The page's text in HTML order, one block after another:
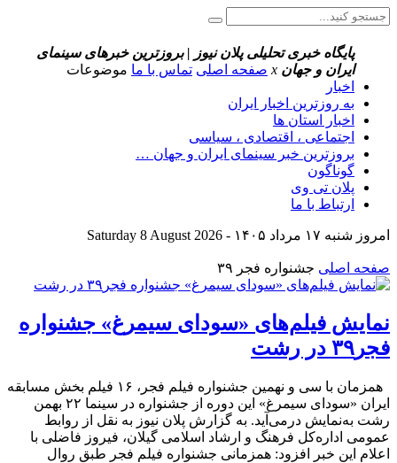
پایگاه خبری تحلیلی پلان نیوز | بروزترین خبرهای سینمای
ایران و جهان x صفحه اصلی تماس با ما موضوعات
اخبار
به روزترین اخبار ایران
اخبار استان ها
اجتماعی ، اقتصادی ، سیاسی
بروزترین خبر سینمای ایران و جهان …
گوناگون
پلان تی وی
ارتباط با ما
امروز شنبه ۱۷ مرداد ۱۴۰۵ - Saturday 8 August 2026
صفحه اصلی جشنواره فجر ۳۹
نمایش فیلم‌های «سودای سیمرغ» جشنواره
فجر۳۹ در رشت
همزمان با سی و نهمین جشنواره فیلم فجر، ۱۶ فیلم بخش مسابقه
ایران «سودای سیمرغ» این دوره از جشنواره در سینما ۲۲ بهمن
رشت به‌نمایش درمی‌آید. به گزارش پلان نیوز به نقل از روابط
عمومی اداره‌کل فرهنگ و ارشاد اسلامی گیلان، فیروز فاضلی با
اعلام این خبر افزود: همزمانی جشنواره فیلم فجر طبق روال